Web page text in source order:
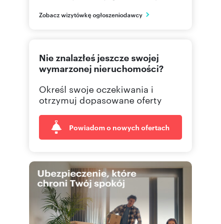
mazowieckie
(22) 4 Pokaż fax
Zobacz wizytówkę ogłoszeniodawcy
Nie znalazłeś jeszcze swojej
wymarzonej nieruchomości?
Określ swoje oczekiwania i
otrzymuj dopasowane oferty
Powiadom o nowych ofertach